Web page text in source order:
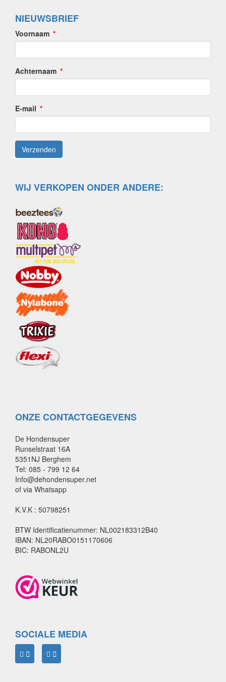
NIEUWSBRIEF
Voornaam
Achternaam
E-mail
WIJ VERKOPEN ONDER ANDERE:
ONZE CONTACTGEGEVENS
De Hondensuper
Runselstraat 16A
5351NJ Berghem
Tel: 085 - 799 12 64
Info@dehondensuper.net
of via Whatsapp
K.V.K : 50798251
BTW Identificatienummer: NL002183312B40
IBAN: NL20RABO0151170606
BIC: RABONL2U
SOCIALE MEDIA